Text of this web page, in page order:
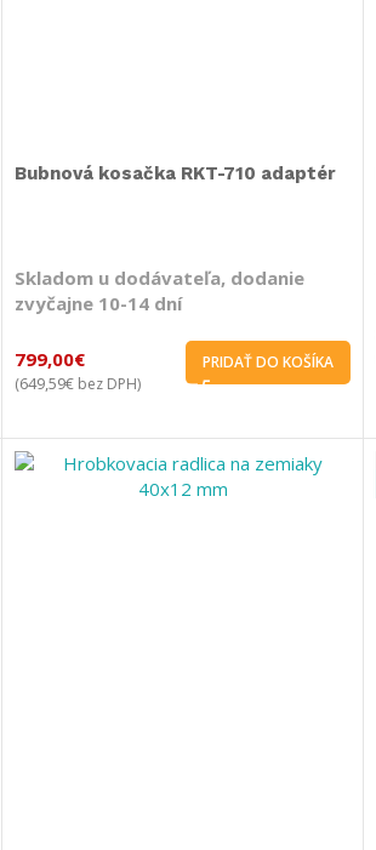
Bubnová kosačka RKT-710 adaptér
Skladom u dodávateľa, dodanie
zvyčajne 10-14 dní
799,00€
(649,59€ bez DPH)
PRIDAŤ DO KOŠÍKA